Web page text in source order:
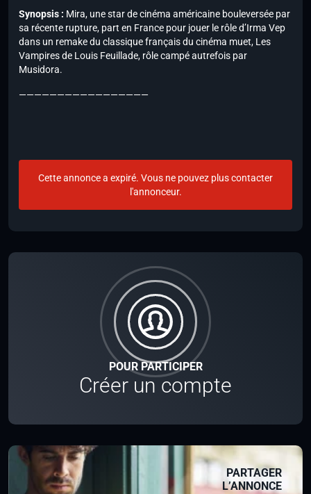
POUR PARTICIPER
Créer un compte
PARTAGER
L’ANNONCE
Synopsis : Mira, une star de cinéma américaine bouleversée par
sa récente rupture, part en France pour jouer le rôle d’Irma Vep
dans un remake du classique français du cinéma muet, Les
Vampires de Louis Feuillade, rôle campé autrefois par
Musidora.
—————————————————
Cette annonce a expiré. Vous ne pouvez plus contacter
l'annonceur.